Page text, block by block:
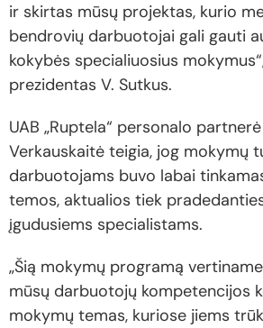
ir skirtas mūsų projektas, kurio
bendrovių darbuotojai gali gauti
kokybės specialiuosius
prezidentas V. Sutkus.
UAB „Ruptela“ personalo
Verkauskaitė teigia, jog mokymų
darbuotojams buvo labai
temos, aktualios tiek
įgudusiems specialistams.
„Šią mokymų programą
mūsų darbuotojų kompetencijos
mokymų temas, kuriose jiems